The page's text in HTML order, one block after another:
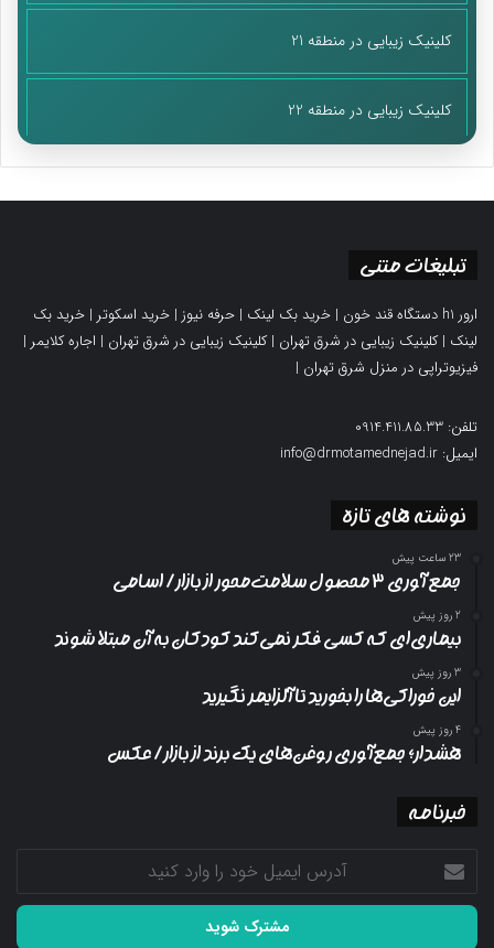
کلینیک زیبایی در منطقه 21
کلینیک زیبایی در منطقه 22
تبلیغات متنی
ارور h1 دستگاه قند خون | خرید بک لینک | حرفه نیوز | خرید اسکوتر | خرید بک
لینک |کلینیک زیبایی در شرق تهران |کلینیک زیبایی در شرق تهران | اجاره کلایمر |
فیزیوتراپی در منزل شرق تهران |
تلفن: 0914.411.85.33
ایمیل: info@drmotamednejad.ir
نوشته های تازه
23 ساعت پیش
جمع آوری ۳ محصول سلامت‌محور از بازار/ اسامی
2 روز پیش
بیماری‌ای که کسی فکر نمی‌کند کودکان به آن مبتلا شوند
3 روز پیش
این خوراکی‌ها را بخورید تا آلزایمر نگیرید
4 روز پیش
هشدار؛ جمع‌آوری روغن‌های یک برند از بازار/ عکس
خبرنامه
آدرس
ایمیل
خود